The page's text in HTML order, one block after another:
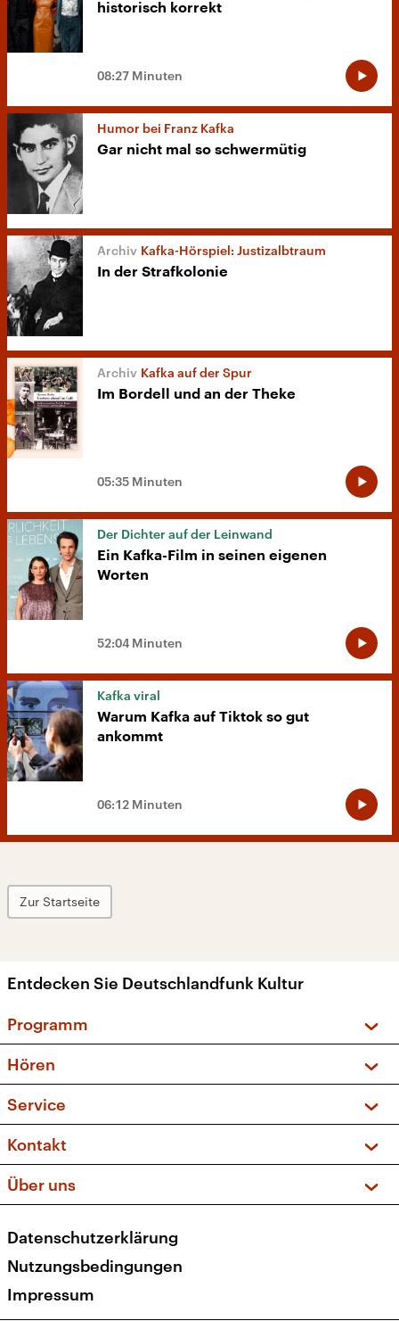
historisch korrekt
08:27 Minuten
Humor bei Franz Kafka
Gar nicht mal so schwermütig
Kafka-Hörspiel: Justizalbtraum
In der Strafkolonie
Kafka auf der Spur
Im Bordell und an der Theke
05:35 Minuten
Der Dichter auf der Leinwand
Ein Kafka-Film in seinen eigenen
Worten
52:04 Minuten
Kafka viral
Warum Kafka auf Tiktok so gut
ankommt
06:12 Minuten
Zur Startseite
Entdecken Sie Deutschlandfunk Kultur
Programm
Sendungen und Podcasts
Musikliste
Kakadu – Das Kinderprogramm
Hören
Frequenzen (UKW + DAB+)
Service
FAQ
Apps
Newsletter
Kontakt
Social Media
Über uns
Presse
Karriere
Transparenz
Datenschutzerklärung
Nutzungsbedingungen
Impressum